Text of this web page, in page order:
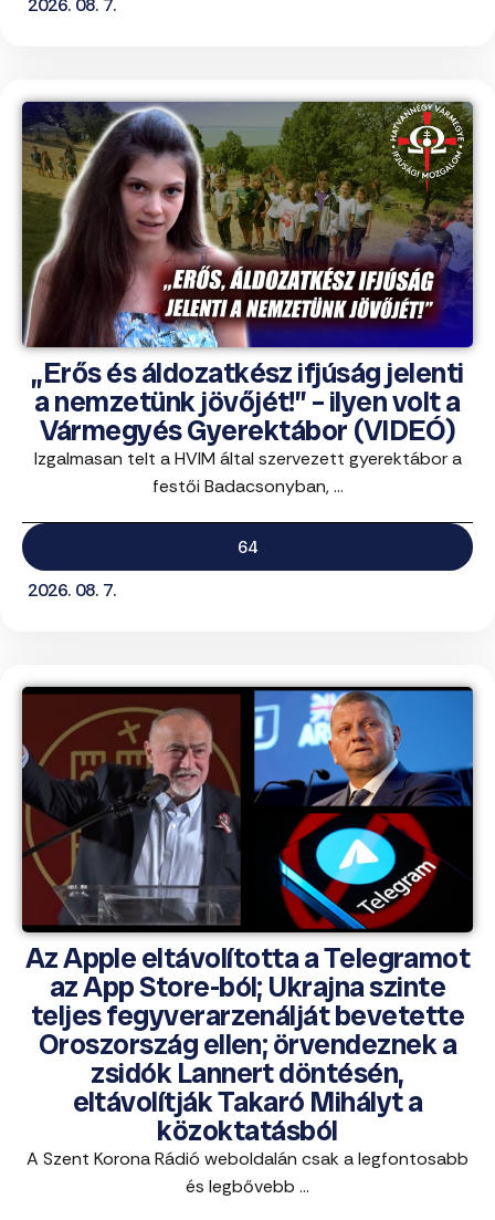
2026. 08. 7.
„Erős és áldozatkész ifjúság jelenti
a nemzetünk jövőjét!” – ilyen volt a
Vármegyés Gyerektábor (VIDEÓ)
Izgalmasan telt a HVIM által szervezett gyerektábor a
festői Badacsonyban, ...
64
2026. 08. 7.
Az Apple eltávolította a Telegramot
az App Store-ból; Ukrajna szinte
teljes fegyverarzenálját bevetette
Oroszország ellen; örvendeznek a
zsidók Lannert döntésén,
eltávolítják Takaró Mihályt a
közoktatásból
A Szent Korona Rádió weboldalán csak a legfontosabb
és legbővebb ...